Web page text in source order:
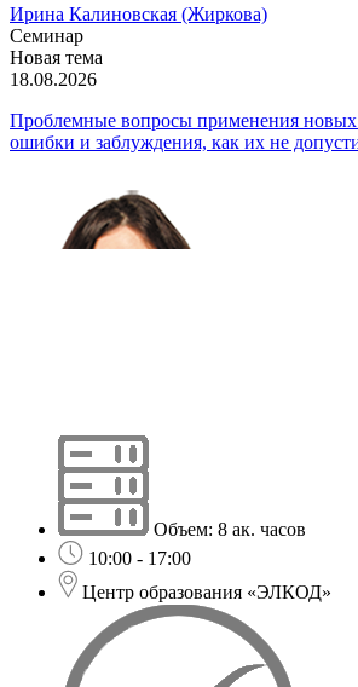
Ирина Калиновская (Жиркова)
Семинар
Новая тема
18.08.2026
Проблемные вопросы применения
ошибки и заблуждения, как их не
Объем: 8 ак. часов
10:00 - 17:00
Центр образования «ЭЛКОД»